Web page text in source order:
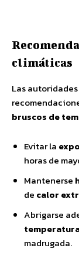
climáticas
Las
bruscos de
Evitar la
horas de
Mantenerse
de calor
Abrigarse
madrugada.